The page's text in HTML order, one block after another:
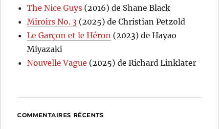
The Nice Guys (2016) de Shane Black
Miroirs No. 3 (2025) de Christian Petzold
Le Garçon et le Héron (2023) de Hayao
Miyazaki
Nouvelle Vague (2025) de Richard Linklater
COMMENTAIRES RÉCENTS